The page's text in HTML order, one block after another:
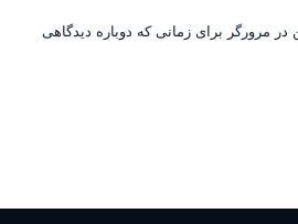
مرورگر برای زمانی که دوباره دیدگاهی